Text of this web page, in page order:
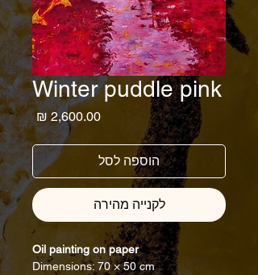
Winter puddle pink
מחיר
הוספה לסל
לקנייה מהירה
Oil painting on paper
Dimensions: 70 × 50 cm